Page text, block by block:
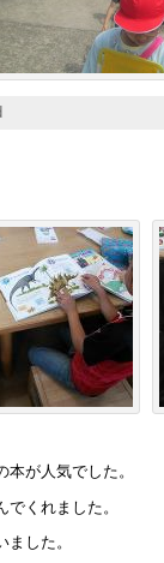
が人気でした。
くれました。
した。